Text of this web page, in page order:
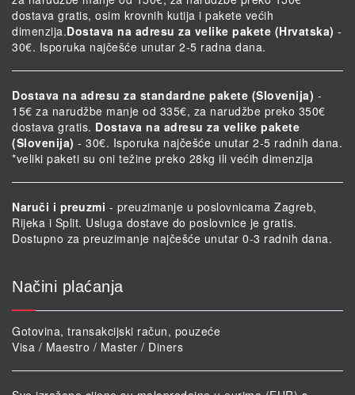
dostava gratis, osim krovnih kutija i pakete većih
dimenzija.Dostava na adresu za velike pakete (Hrvatska) -
30€. Isporuka najčešće unutar 2-5 radna dana.
Dostava na adresu za standardne pakete (Slovenija) -
15€ za narudžbe manje od 335€, za narudžbe preko 350€
dostava gratis. Dostava na adresu za velike pakete
(Slovenija) - 30€. Isporuka najčešće unutar 2-5 radnih dana.
*veliki paketi su oni težine preko 28kg ili većih dimenzija
Naruči i preuzmi - preuzimanje u poslovnicama Zagreb,
Rijeka i Split. Usluga dostave do poslovnice je gratis.
Dostupno za preuzimanje najčešće unutar 0-3 radnih dana.
Načini plaćanja
Gotovina, transakcijski račun, pouzeće
Visa / Maestro / Master / Diners